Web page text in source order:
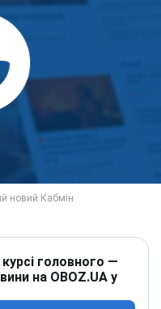
головного —
на OBOZ.UA у